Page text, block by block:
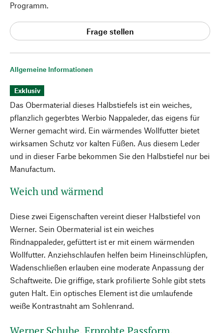
Allgemeine Informationen
Exklusiv
Das Obermaterial dieses Halbstiefels ist ein weiches,
pflanzlich gegerbtes Werbio Nappaleder, das eigens für
Werner gemacht wird. Ein wärmendes Wollfutter bietet
wirksamen Schutz vor kalten Füßen. Aus diesem Leder
und in dieser Farbe bekommen Sie den Halbstiefel nur bei
Manufactum.
Weich und wärmend
Diese zwei Eigenschaften vereint dieser Halbstiefel von
Werner. Sein Obermaterial ist ein weiches
Rindnappaleder, gefüttert ist er mit einem wärmenden
Wollfutter. Anziehschlaufen helfen beim Hineinschlüpfen,
Wadenschließen erlauben eine moderate Anpassung der
Schaftweite. Die griffige, stark profilierte Sohle gibt stets
guten Halt. Ein optisches Element ist die umlaufende
weiße Kontrastnaht am Sohlenrand.
Programm.
Frage stellen